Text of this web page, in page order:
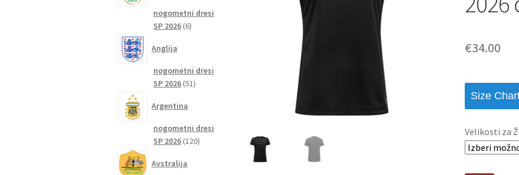
€34.00
Size
Velikosti za
nogometni dresi
SP 2026 66
Anglija
nogometni dresi
SP 2026 5151
Argentina
nogometni dresi
SP 2026 120120
Avstralija